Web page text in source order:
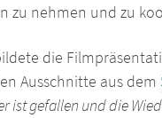
zu nehmen und zu
die
Ausschnitte aus dem
ist gefallen und die